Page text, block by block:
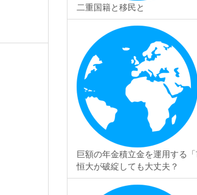
二重国籍と移民と
巨額の年金積立金を運用する
恒大が破綻しても大丈夫？